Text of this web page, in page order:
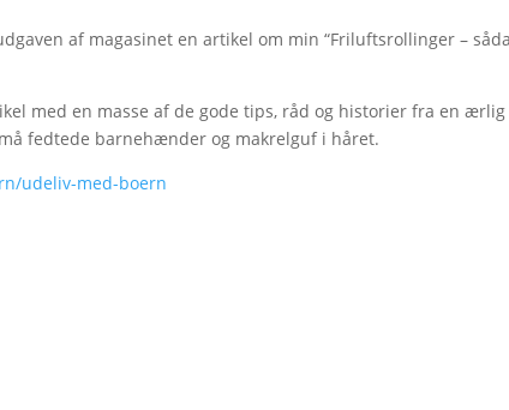
af magasinet en artikel om min “Friluftsrollinger –
med en masse af de gode tips, råd og historier fra en
fedtede barnehænder og makrelguf i håret.
udeliv-med-boern